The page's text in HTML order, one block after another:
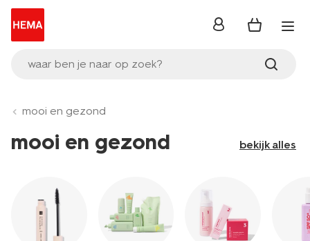
waar ben je naar op zoek?
inloggen
mooi en gezond
mooi en gezond bekijk alles